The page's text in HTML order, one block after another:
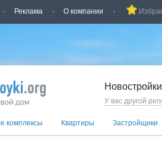
Реклама О компании
У вас другой
комплексы Квартиры Застройщики